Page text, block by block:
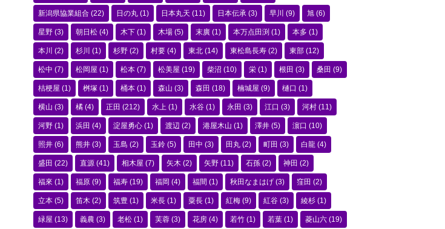
新潟県協業組合 (22) 日の丸 (1) 日本丸天 (11) 日本伝承 (3) 早川 (9) 旭 (6)
星野 (3) 朝日松 (4) 木下 (1) 木場 (5) 末廣 (1) 本万点田渕 (1) 本多 (1)
本川 (2) 杉川 (1) 杉野 (2) 村要 (4) 東北 (14) 東松島長寿 (2) 東部 (12)
松中 (7) 松岡屋 (1) 松本 (7) 松美屋 (19) 柴沼 (10) 栄 (1) 根田 (3) 桑田 (9)
桔梗屋 (1) 桝塚 (1) 桶本 (1) 森山 (3) 森田 (18) 楠城屋 (9) 樋口 (1)
横山 (3) 橘 (4) 正田 (212) 水上 (1) 水谷 (1) 永田 (3) 江口 (3) 河村 (11)
河野 (1) 浜田 (4) 淀屋勇心 (1) 渡辺 (2) 港屋木山 (1) 澤井 (5) 濵口 (10)
照井 (6) 熊井 (3) 玉島 (2) 玉鈴 (5) 田中 (3) 田丸 (2) 町田 (3) 白龍 (4)
盛田 (22) 直源 (41) 相木屋 (7) 矢木 (2) 矢野 (11) 石孫 (2) 神田 (2)
福來 (1) 福原 (9) 福寿 (19) 福岡 (4) 福間 (1) 秋田なまはげ (3) 窪田 (2)
立本 (5) 笛木 (2) 筑豊 (1) 米長 (1) 粟長 (1) 紅梅 (9) 紅谷 (3) 綾杉 (1)
緑屋 (13) 義農 (3) 老松 (1) 芙蓉 (3) 花房 (4) 若竹 (1) 若葉 (1) 菱山六 (19)